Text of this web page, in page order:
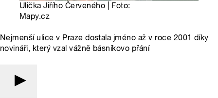
Ulička Jiřího Červeného | Foto:
Mapy.cz
Nejmenší ulice v Praze dostala jméno až v roce 2001 díky
novináři, který vzal vážně básníkovo přání